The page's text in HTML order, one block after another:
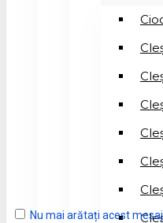
Nu mai arătați acest mesaj